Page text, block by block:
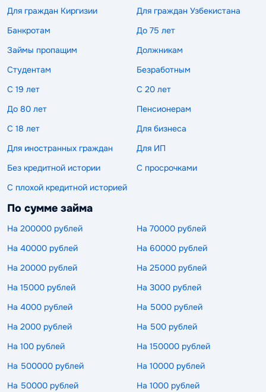
Для граждан Киргизии
Для граждан Узбекистана
Банкротам
До 75 лет
Займы пропащим
Должникам
Студентам
Безработным
С 19 лет
С 20 лет
До 80 лет
Пенсионерам
С 18 лет
Для бизнеса
Для иностранных граждан
Для ИП
Без кредитной истории
С просрочками
С плохой кредитной историей
По сумме займа
На 200000 рублей
На 70000 рублей
На 40000 рублей
На 60000 рублей
На 20000 рублей
На 25000 рублей
На 15000 рублей
На 3000 рублей
На 4000 рублей
На 5000 рублей
На 2000 рублей
На 500 рублей
На 100 рублей
На 150000 рублей
На 500000 рублей
На 10000 рублей
На 50000 рублей
На 1000 рублей